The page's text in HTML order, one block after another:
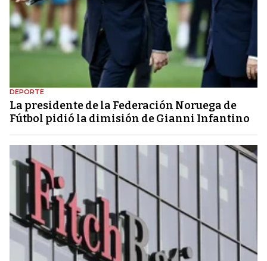
DEPORTE
La presidente de la Federación Noruega de
Fútbol pidió la dimisión de Gianni Infantino